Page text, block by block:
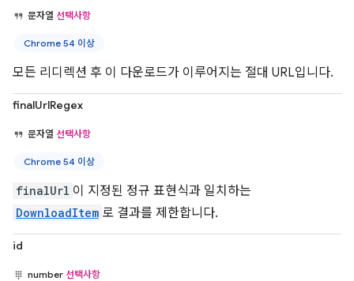
문자열 선택사항
Chrome 54 이상
모든 리디렉션 후 이 다운로드가 이루어지는 절대 URL입니다.
finalUrlRegex
문자열 선택사항
Chrome 54 이상
finalUrl 이 지정된 정규 표현식과 일치하는
DownloadItem 로 결과를 제한합니다.
id
number 선택사항